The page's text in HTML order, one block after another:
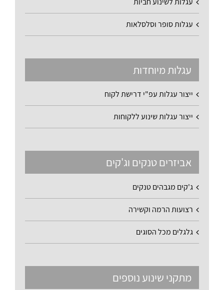
עגלות סופר וסלסלאות
עגלות מיוחדות
ייצור עגלות עפ"י דרישת לקוח
ייצור עגלות שינוע ללקוחות
אביזרים טנקים וג'קים
ג'קים מגבהים טנקים
רצועות הרמה וקשירה
גלגלים מכל הסוגים
מתקני שינוע נוספים